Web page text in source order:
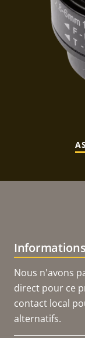
Nous n'avons
direct pour ce
contact local
alternatifs.